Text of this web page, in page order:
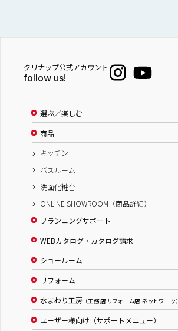
クリナップ公式アカウント
follow us!
選ぶ／楽しむ
商品
キッチン
バスルーム
洗面化粧台
ONLINE SHOWROOM（商品詳細）
プランニングサポート
WEBカタログ・カタログ請求
ショールーム
リフォーム
水まわり工房 （工務店 リフォーム店 ネットワーク）
ユーザー様向け（サポートメニュー）